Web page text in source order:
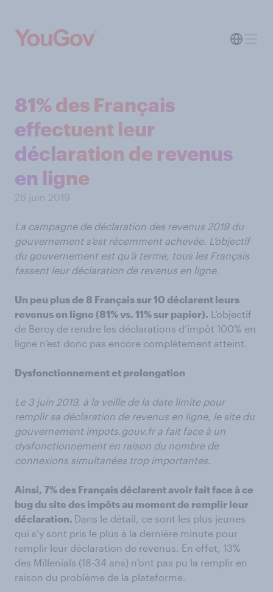
81% des Français
effectuent leur
déclaration de revenus
en ligne
26 juin 2019
La campagne de déclaration des revenus 2019 du
gouvernement s’est récemment achevée. L’objectif
du gouvernement est qu’à terme, tous les Français
fassent leur déclaration de revenus en ligne.
Un peu plus de 8 Français sur 10 déclarent leurs
revenus en ligne (81% vs. 11% sur papier). L’objectif
de Bercy de rendre les déclarations d’impôt 100% en
ligne n’est donc pas encore complètement atteint.
Dysfonctionnement et prolongation
Le 3 juin 2019, à la veille de la date limite pour
remplir sa déclaration de revenus en ligne, le site du
gouvernement impots.gouv.fr a fait face à un
dysfonctionnement en raison du nombre de
connexions simultanées trop importantes.
Ainsi, 7% des Français déclarent avoir fait face à ce
bug du site des impôts au moment de remplir leur
déclaration. Dans le détail, ce sont les plus jeunes
qui s’y sont pris le plus à la dernière minute pour
remplir leur déclaration de revenus. En effet, 13%
des Millenials (18-34 ans) n’ont pas pu la remplir en
raison du problème de la plateforme.